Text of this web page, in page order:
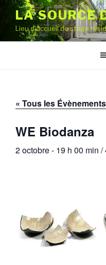
Aller
contenu
principal
LA SOURCE
Lieu d'accueil de stage
« Tous les Évènements
WE Biodanza
2 octobre - 19 h 00 min /